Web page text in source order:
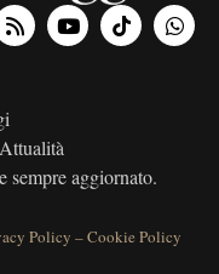
sempre aggiornato.
Policy –Cookie Policy